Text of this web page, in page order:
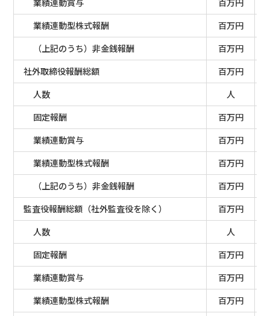
業績連動型株式報酬
百万円
（上記のうち）非金銭報酬
百万円
社外取締役報酬総額
百万円
人数
人
固定報酬
百万円
業績連動賞与
百万円
業績連動型株式報酬
百万円
（上記のうち）非金銭報酬
百万円
監査役報酬総額（社外監査役を除く）
百万円
人数
人
固定報酬
百万円
業績連動賞与
百万円
業績連動型株式報酬
百万円